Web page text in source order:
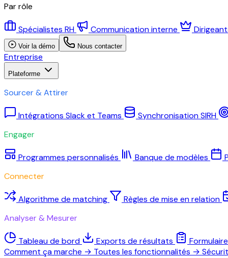
Par rôle
Spécialistes RH Communication interne
Voir la démo Nous contacter
Entreprise
Plateforme
Sourcer & Attirer
Intégrations Slack et Teams
Synchronisation SIRH
Engager
Programmes personnalisés Banque de modèles
Connecter
Algorithme de matching
Règles de mise en relation
Analyser & Mesurer
Tableau de bord Exports de résultats
Comment ça marche → Toutes les fonctionnalités →